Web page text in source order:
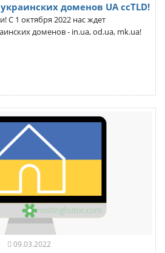
доменов UA ccTLD!
С 1 октября 2022 нас ждет
доменов - in.ua, od.ua, mk.ua!
09.03.2022